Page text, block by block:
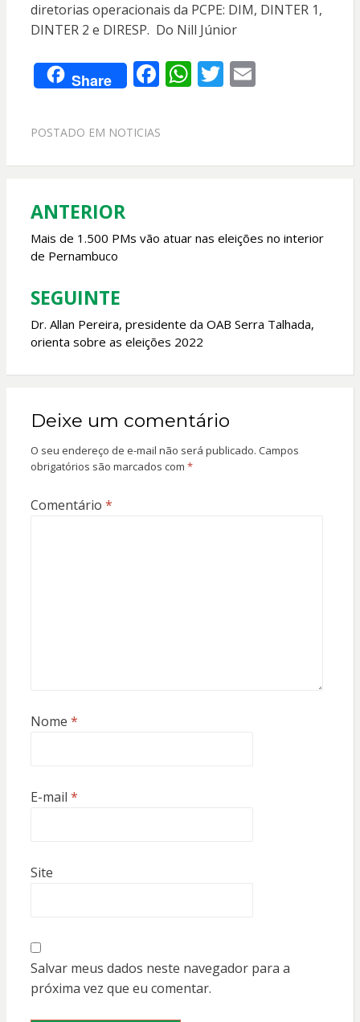
diretorias operacionais da PCPE: DIM, DINTER 1,
DINTER 2 e DIRESP. Do Nill Júnior
Share F
e
o
k
W
A
p
T E
POSTADO EM NOTICIAS
Navegação
de
Post
ANTERIOR
Mais de 1.500 PMs vão atuar nas eleições no interior
de Pernambuco
SEGUINTE
Dr. Allan Pereira, presidente da OAB Serra Talhada,
orienta sobre as eleições 2022
Deixe um comentário
O seu endereço de e-mail não será publicado. Campos
obrigatórios são marcados com *
Comentário *
Nome *
E-mail *
Site
Salvar meus dados neste navegador para a
próxima vez que eu comentar.